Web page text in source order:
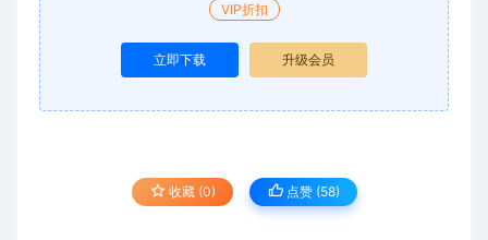
VIP折扣
立即下载 升级会员
收藏 (0) 点赞 (58)